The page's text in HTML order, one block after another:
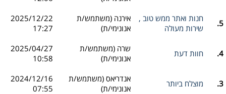
5.
חנות ואתר ממש טוב ,
שירות מעולה
אירנה (משתמש/ת
אנונימי/ת)
2025/12/22
17:27
4. חוות דעת
שרה (משתמש/ת
אנונימי/ת)
2025/04/27
10:58
3. מוצלח ביותר
אנדריאס (משתמש/ת
אנונימי/ת)
2024/12/16
07:55